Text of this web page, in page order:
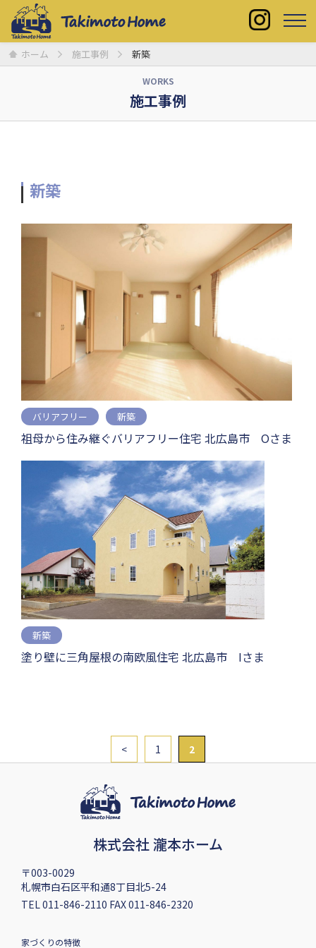
ホーム 施工事例 新築
WORKS
施工事例
新築
バリアフリー 新築
祖母から住み継ぐバリアフリー住宅 北広島市 Oさま
新築
塗り壁に三角屋根の南欧風住宅 北広島市 Iさま
< 1 2
株式会社 瀧本ホーム
〒003-0029
札幌市白石区平和通8丁目北5-24
TEL 011-846-2110 FAX 011-846-2320
家づくりの特徴